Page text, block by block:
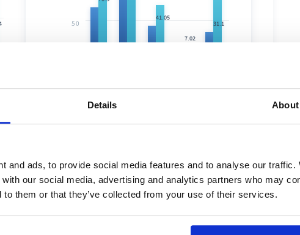
Details About
and ads, to provide social media features and to analyse our traffic.
our social media, advertising and analytics partners who may
to them or that they’ve collected from your use of their services.
50
41.05
7.02
31.1
80,000
100,000
60%
80%
70.6% 88,577
58.4%